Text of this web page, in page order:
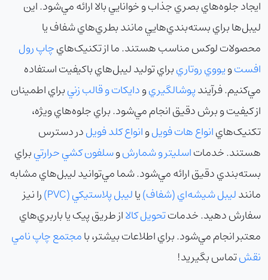
ايجاد جلوه‌هاي بصري جذاب و خوانايي بالا ارائه مي‌شود. اين
ليبل‌ها براي بسته‌بندي‌هايي مانند بطري‌هاي شفاف يا
محصولات لوکس مناسب هستند. ما از تکنيک‌هايچاپ رول
افستويووي روتاريبراي توليد ليبل‌هاي باکيفيت استفاده
مي‌کنيم. فرآيندپوشالگيريودايکات و قالب زنيبراي اطمينان
از کيفيت و برش دقيق انجام مي‌شود. براي جلوه‌هاي ويژه،
تکنيک‌هايانواع هات فويلوانواع کلد فويلدر دسترس
هستند. خدماتاسليتر و شمارشوسلفون کشي حرارتيبراي
بسته‌بندي دقيق ارائه مي‌شود. شما مي‌توانيد ليبل‌هاي مشابه
مانندليبل شيشه‌اي (شفاف)ياليبل پلاستيکي (PVC)
را نيز
سفارش دهيد. خدماتتحويل کالااز طريق پيک يا باربري‌هاي
معتبر انجام مي‌شود. براي اطلاعات بيشتر، بامجتمع چاپ نامي
نقشتماس بگيريد!